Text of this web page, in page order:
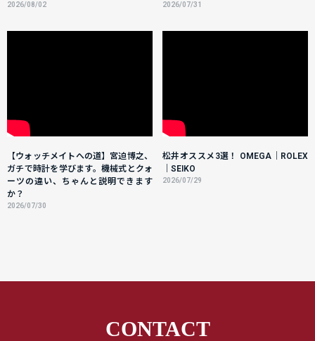
2026/08/02 2026/07/31
【ウォッチメイトへの道】宮迫博之、
ガチで時計を学びます。機械式とクォ
ーツの違い、ちゃんと説明できます
か？
2026/07/30
松井オススメ3選！ OMEGA｜ROLEX
｜SEIKO
2026/07/29
CONTACT